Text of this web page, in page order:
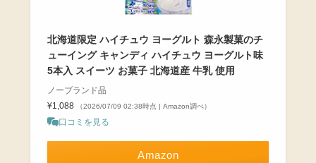
北海道限定 ハイチュウ ヨーグルト 森永製菓のチ
ューイング キャンディ ハイチュウ ヨーグルト味
5本入 スイーツ お菓子 北海道産 牛乳 使用
ノーブランド品
¥1,088
（2026/07/09 02:38時点 | Amazon調べ）
口コミを見る
Amazon